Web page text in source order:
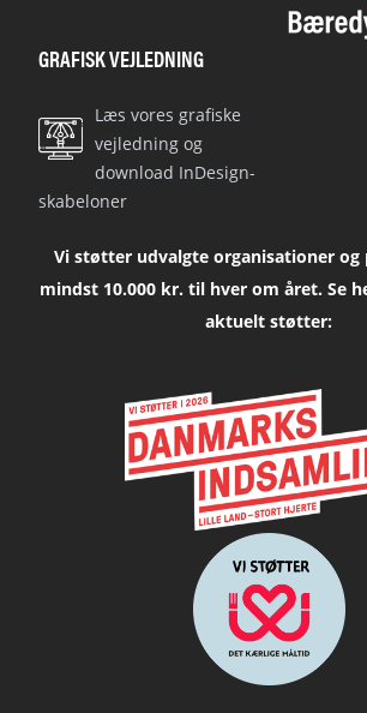
GRAFISK VEJLEDNING
Læs vores grafiske
vejledning og
download InDesign-
skabeloner
Vi støtter udvalgte organisationer
mindst 10.000 kr. til hver om året. Se
aktuelt støtter: